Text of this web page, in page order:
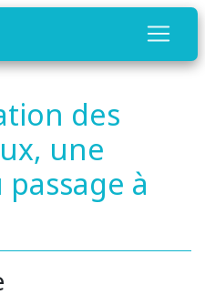
des
une
à